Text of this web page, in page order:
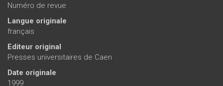
Numéro de revue
Langue originale
français
Editeur original
Presses universitaires de Caen
Date originale
1999